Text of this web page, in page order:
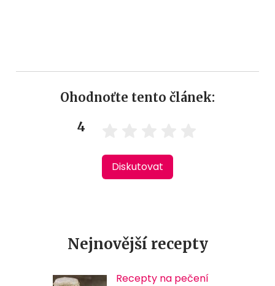
Ohodnoťte tento článek:
4
Diskutovat
Nejnovější recepty
Recepty na pečení